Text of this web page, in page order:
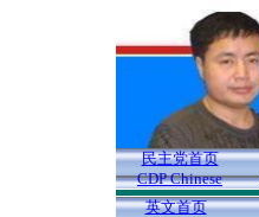
民主党首页
CDP Chinese
英文首页